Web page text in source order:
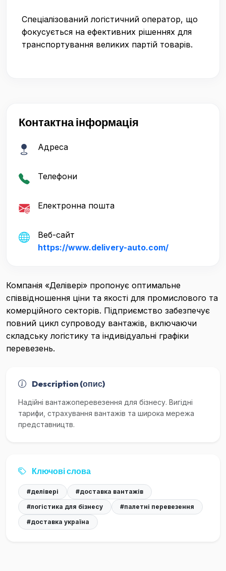
Спеціалізований логістичний оператор, що
фокусується на ефективних рішеннях для
транспортування великих партій товарів.
Контактна інформація
Адреса
Телефони
Електронна пошта
Веб-сайт
https://www.delivery-auto.com/
Компанія «Делівері» пропонує оптимальне
співвідношення ціни та якості для промислового та
комерційного секторів. Підприємство забезпечує
повний цикл супроводу вантажів, включаючи
складську логістику та індивідуальні графіки
перевезень.
Description (опис)
Надійні вантажоперевезення для бізнесу. Вигідні
тарифи, страхування вантажів та широка мережа
представництв.
Ключові слова
#делівері
#доставка вантажів
#логістика для бізнесу
#палетні перевезення
#доставка україна